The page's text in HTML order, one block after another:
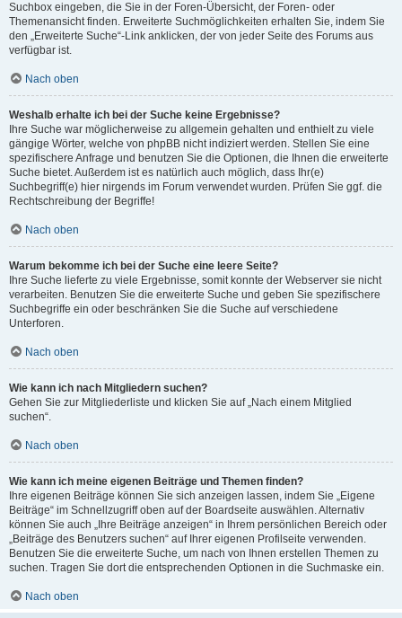
Suchbox eingeben, die Sie in der Foren-Übersicht, der Foren- oder
Themenansicht finden. Erweiterte Suchmöglichkeiten erhalten Sie, indem Sie
den „Erweiterte Suche“-Link anklicken, der von jeder Seite des Forums aus
verfügbar ist.
Nach oben
Weshalb erhalte ich bei der Suche keine Ergebnisse?
Ihre Suche war möglicherweise zu allgemein gehalten und enthielt zu viele
gängige Wörter, welche von phpBB nicht indiziert werden. Stellen Sie eine
spezifischere Anfrage und benutzen Sie die Optionen, die Ihnen die erweiterte
Suche bietet. Außerdem ist es natürlich auch möglich, dass Ihr(e)
Suchbegriff(e) hier nirgends im Forum verwendet wurden. Prüfen Sie ggf. die
Rechtschreibung der Begriffe!
Nach oben
Warum bekomme ich bei der Suche eine leere Seite?
Ihre Suche lieferte zu viele Ergebnisse, somit konnte der Webserver sie nicht
verarbeiten. Benutzen Sie die erweiterte Suche und geben Sie spezifischere
Suchbegriffe ein oder beschränken Sie die Suche auf verschiedene
Unterforen.
Nach oben
Wie kann ich nach Mitgliedern suchen?
Gehen Sie zur Mitgliederliste und klicken Sie auf „Nach einem Mitglied
suchen“.
Nach oben
Wie kann ich meine eigenen Beiträge und Themen finden?
Ihre eigenen Beiträge können Sie sich anzeigen lassen, indem Sie „Eigene
Beiträge“ im Schnellzugriff oben auf der Boardseite auswählen. Alternativ
können Sie auch „Ihre Beiträge anzeigen“ in Ihrem persönlichen Bereich oder
„Beiträge des Benutzers suchen“ auf Ihrer eigenen Profilseite verwenden.
Benutzen Sie die erweiterte Suche, um nach von Ihnen erstellen Themen zu
suchen. Tragen Sie dort die entsprechenden Optionen in die Suchmaske ein.
Nach oben